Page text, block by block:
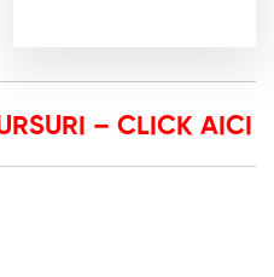
– CLICK AICI